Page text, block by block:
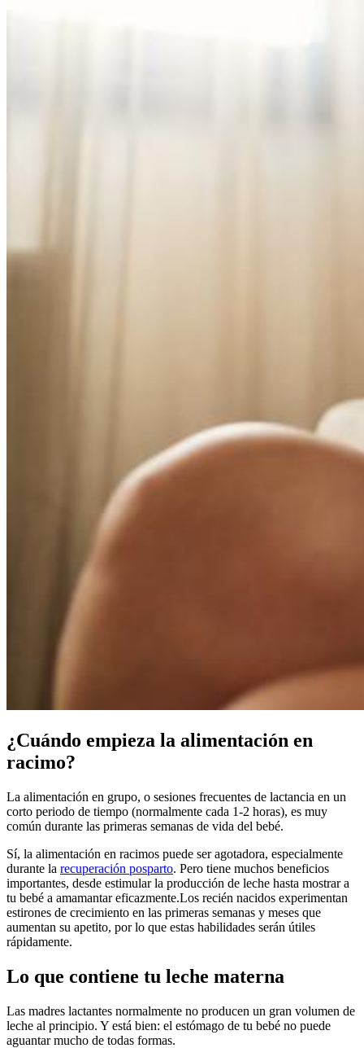
¿Cuándo empieza la alimentación en
racimo?
La alimentación en grupo, o sesiones frecuentes de lactancia en un
corto periodo de tiempo (normalmente cada 1-2 horas), es muy
común durante las primeras semanas de vida del bebé.
Sí, la alimentación en racimos puede ser agotadora, especialmente
durante la recuperación posparto. Pero tiene muchos beneficios
importantes, desde estimular la producción de leche hasta mostrar a
tu bebé a amamantar eficazmente.Los recién nacidos experimentan
estirones de crecimiento en las primeras semanas y meses que
aumentan su apetito, por lo que estas habilidades serán útiles
rápidamente.
Lo que contiene tu leche materna
Las madres lactantes normalmente no producen un gran volumen de
leche al principio. Y está bien: el estómago de tu bebé no puede
aguantar mucho de todas formas.